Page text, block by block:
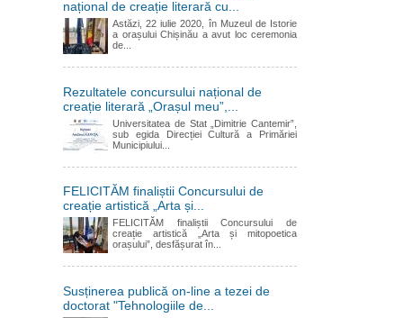
național de creație literară cu...
Astăzi, 22 iulie 2020, în Muzeul de Istorie
a orașului Chișinău a avut loc ceremonia
de...
Rezultatele concursului național de
creație literară „Orașul meu”,...
Universitatea de Stat „Dimitrie Cantemir”,
sub egida Direcției Cultură a Primăriei
Municipiului...
FELICITĂM finaliștii Concursului de
creație artistică „Arta și...
FELICITĂM finaliștii Concursului de
creație artistică „Arta și mitopoetica
orașului”, desfășurat în...
Susținerea publică on-line a tezei de
doctorat "Tehnologiile de...